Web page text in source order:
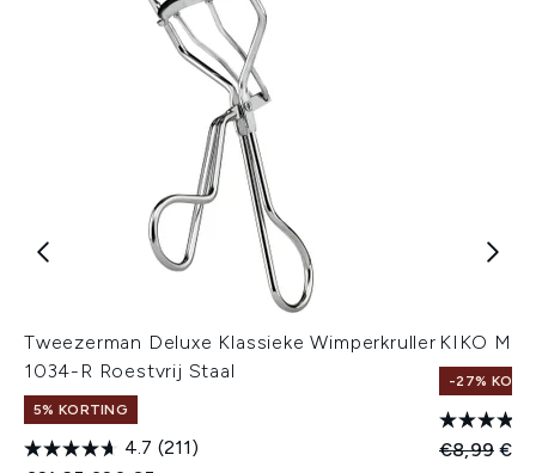
Tweezerman Deluxe Klassieke Wimperkruller
1034-R Roestvrij Staal
5% KORTING
4.7 (211)
KIKO
-27%
€8,99